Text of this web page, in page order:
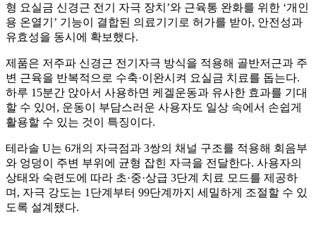
형 요실금 신경근 전기 자극 장치’와 근육통 완화를 위한 ‘개인
용 온열기’ 기능이 결합된 의료기기로 허가를 받아, 안전성과
유효성을 동시에 확보했다.
제품은 저주파 신경근 전기자극 방식을 적용해 골반저근과 주
변 근육을 반복적으로 수축·이완시켜 요실금 치료를 돕는다.
하루 15분간 앉아서 사용하면 케겔운동과 유사한 효과를 기대
할 수 있어, 운동이 부담스러운 사용자도 일상 속에서 손쉽게
활용할 수 있는 것이 특징이다.
테라솔 U는 6개의 자극점과 3쌍의 채널 구조를 적용해 회음부
와 엉덩이 주변 부위에 균형 잡힌 자극을 전달한다. 사용자의
상태와 숙련도에 따라 초·중·상급 3단계 치료 모드를 제공하
며, 자극 강도는 1단계부터 99단계까지 세밀하게 조절할 수 있
도록 설계됐다.